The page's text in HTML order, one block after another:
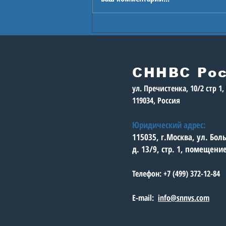
Игры будущего
СННВС
ул. Пречистенка, 10/2 стр
119034, Россия
Юридический адрес:
115035, г.Москва, ул.
д. 13/9, стр. 1,
Телефон: +7 (499) 372-12-84
E-mail: info@snnvs.com